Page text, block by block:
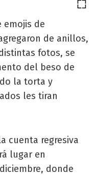
emojis de
de anillos,
fotos, se
del beso de
la torta y
les tiran
cuenta regresiva
lugar en
donde